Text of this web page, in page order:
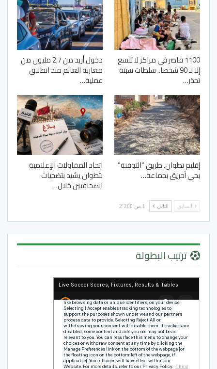
1100 قاصر في مراكز لا تتسع
إلا لـ 90 شخصا.. سلطات سبتة
تحذر…
دخول أزيد من 2,7 مليون من
مغاربة العالم منذ انطلاق
عملية…
إقليم تطوان..طريق “التوفنة”
بحي أحريق بجماعة…
اتحاد المقاولات الإعلامية
بتطوان يشيد بتضحيات
الصحافيين خلال…
السابق التالي 1 من 2٬200
ترتيب البطولة